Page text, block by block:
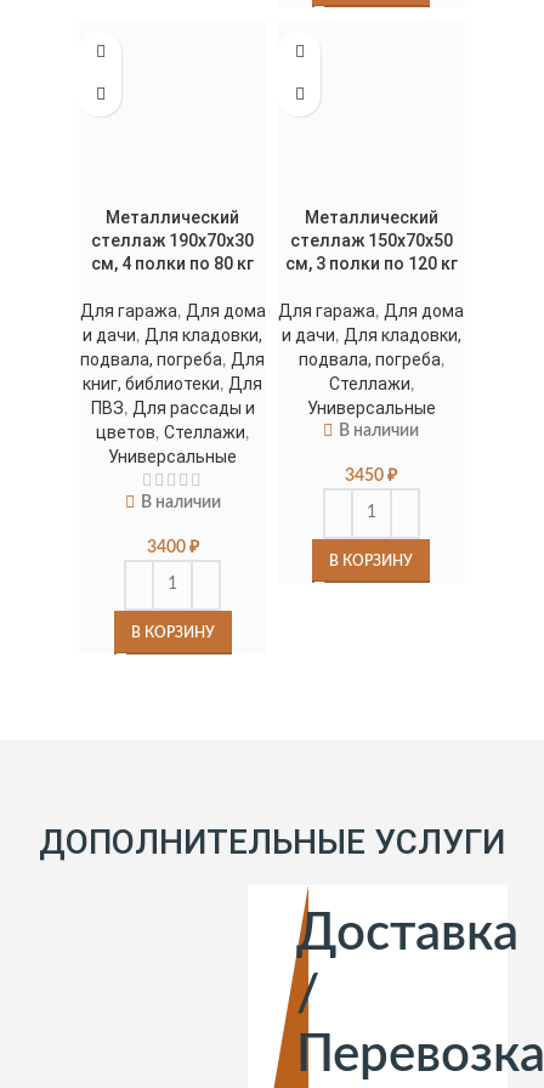
Металлический
стеллаж 190x70x30
см, 4 полки по 80 кг
Для гаража, Для дома
и дачи, Для кладовки,
подвала, погреба, Для
книг, библиотеки, Для
ПВЗ, Для рассады и
цветов, Стеллажи,
Универсальные
В наличии
3400 ₽
В КОРЗИНУ
Металлический
стеллаж 150x70x50
см, 3 полки по 120 кг
Для гаража,Для дома
и дачи, Для кладовки,
подвала, погреба,
Стеллажи,
Универсальные
В наличии
3450₽
В КОРЗИНУ
ДОПОЛНИТЕЛЬНЫЕ УСЛУГИ
Доставка
/